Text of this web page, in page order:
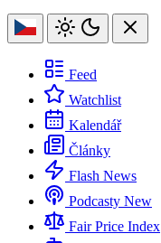
Feed
Watchlist
Kalendář
Články
Flash News
Podcasty New
Fair Price Index